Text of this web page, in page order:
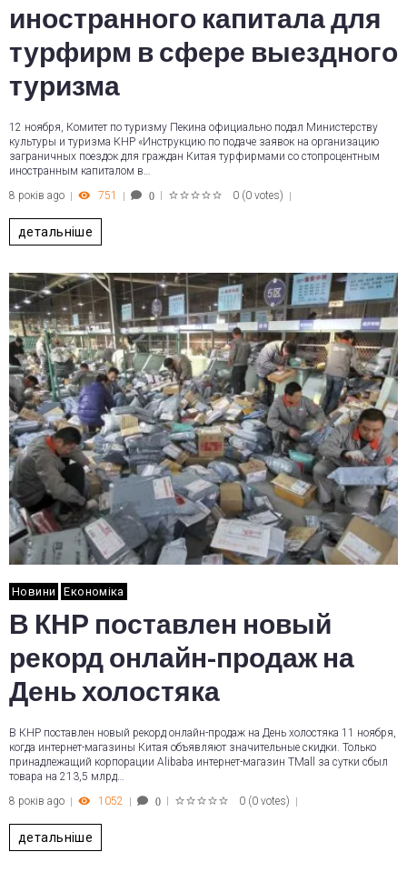
иностранного капитала для
турфирм в сфере выездного
туризма
12 ноября, Комитет по туризму Пекина официально подал Министерству
культуры и туризма КНР «Инструкцию по подаче заявок на организацию
заграничных поездок для граждан Китая турфирмами со стопроцентным
иностранным капиталом в…
8 років ago
751 0 0 (0 votes)
детальніше
Новини Економіка
В КНР поставлен новый
рекорд онлайн-продаж на
День холостяка
В КНР поставлен новый рекорд онлайн-продаж на День холостяка 11 ноября,
когда интернет-магазины Китая объявляют значительные скидки. Только
принадлежащий корпорации Alibaba интернет-магазин TMall за сутки сбыл
товара на 213,5 млрд…
8 років ago
1052 0 0 (0 votes)
детальніше